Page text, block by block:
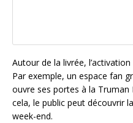
Autour de la livrée,
Par exemple, un espace fan
ouvre ses portes à la Truman
cela, le public peut découvrir
week-end.